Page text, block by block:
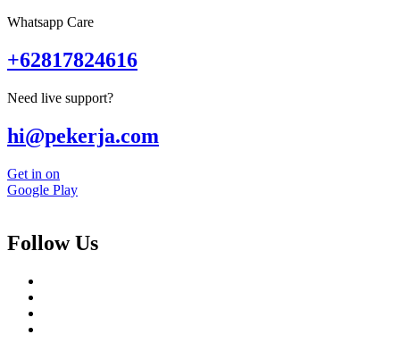
Whatsapp Care
+62817824616
Need live support?
hi@pekerja.com
Get in on
Google Play
Follow Us